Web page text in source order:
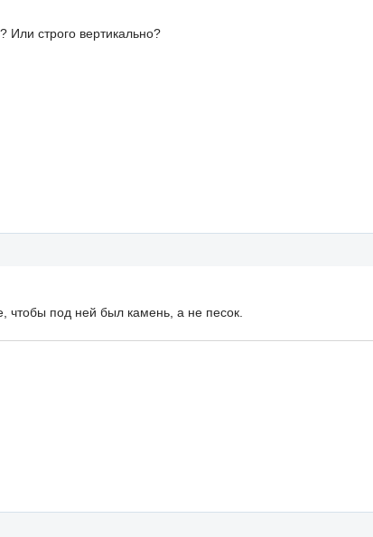
строго вертикально?
чтобы под ней был камень, а не песок.